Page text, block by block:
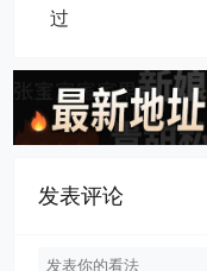
过
发表评论